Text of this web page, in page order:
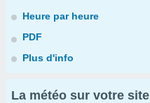
Heure par heure
PDF
Plus d'info
La météo sur votre site